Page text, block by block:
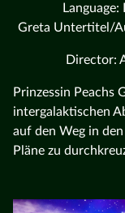
Greta Untertitel/
Director:
Prinzessin Peachs
intergalaktischen
auf den Weg in
Pläne zu